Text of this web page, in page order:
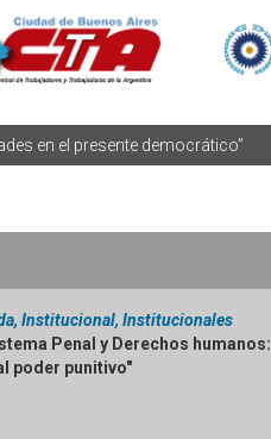
en el presente democrático”
Institucional, Institucionales
Penal y Derechos humanos:
poder punitivo"